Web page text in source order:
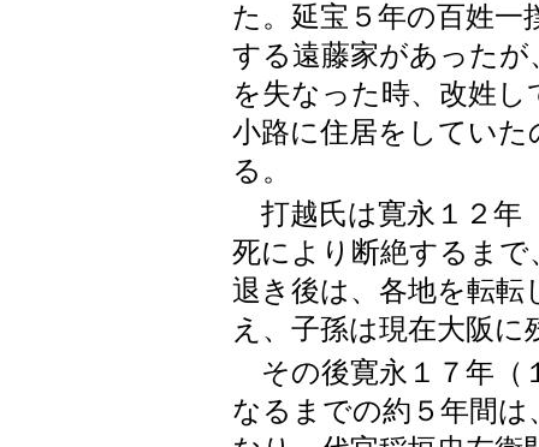
た。延宝５年の百姓一
する遠藤家があった
を失なった時、改姓
小路に住居をしてい
る。
打越氏は寛永１２年
死により断絶するま
退き後は、各地を転転
え、子孫は現在大阪に
その後寛永１７年（
なるまでの約５年間